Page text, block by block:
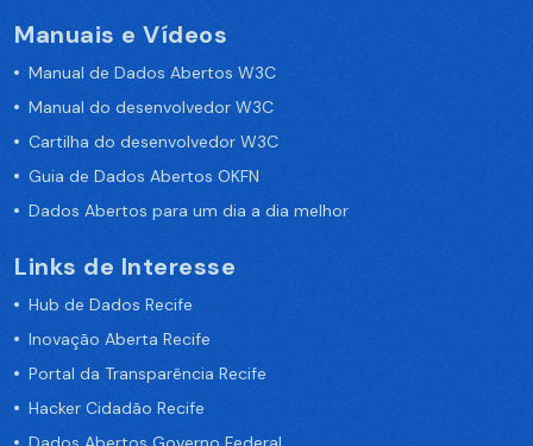
Manuais e Vídeos
Manual de Dados Abertos W3C
Manual do desenvolvedor W3C
Cartilha do desenvolvedor W3C
Guia de Dados Abertos OKFN
Dados Abertos para um dia a dia melhor
Links de Interesse
Hub de Dados Recife
Inovação Aberta Recife
Portal da Transparência Recife
Hacker Cidadão Recife